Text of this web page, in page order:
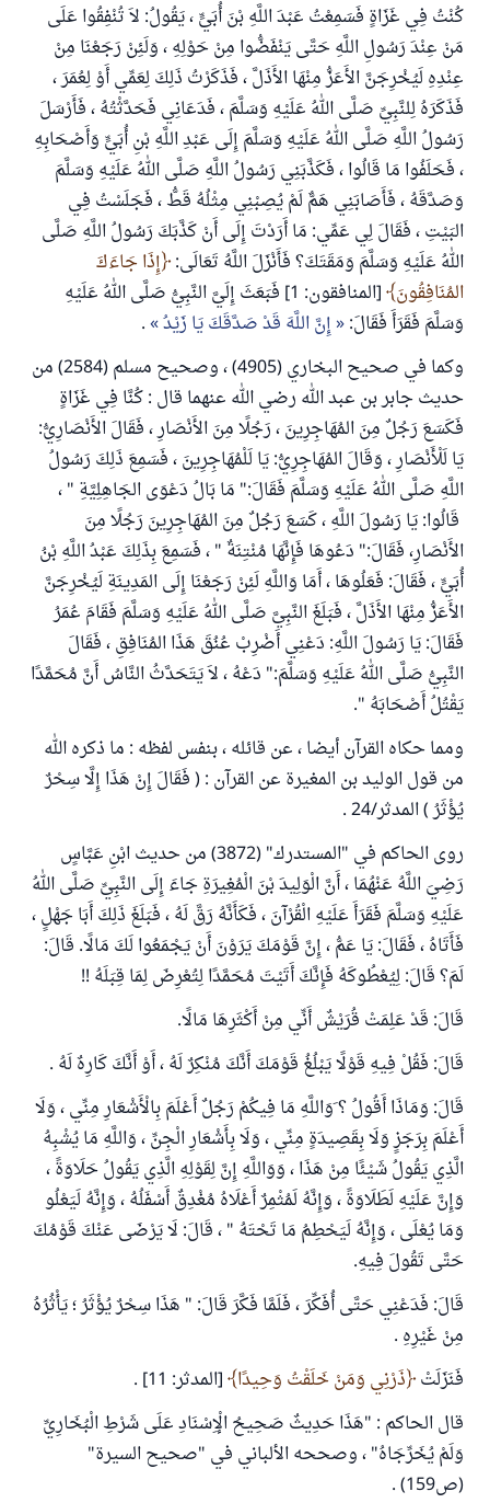
كُنْتُ فِي غَزَاةٍ فَسَمِعْتُ عَبْدَ اللَّهِ بْنَ أُبَيٍّ ، يَقُولُ: لاَ تُنْفِقُوا عَلَى
مَنْ عِنْدَ رَسُولِ اللَّهِ حَتَّى يَنْفَضُّوا مِنْ حَوْلِهِ ، وَلَئِنْ رَجَعْنَا مِنْ
عِنْدِهِ لَيُخْرِجَنَّ الأَعَزُّ مِنْهَا الأَذَلَّ ، فَذَكَرْتُ ذَلِكَ لِعَمِّي أَوْ لِعُمَرَ ،
فَذَكَرَهُ لِلنَّبِيِّ صَلَّى اللهُ عَلَيْهِ وَسَلَّمَ ، فَدَعَانِي فَحَدَّثْتُهُ ، فَأَرْسَلَ
رَسُولُ اللَّهِ صَلَّى اللهُ عَلَيْهِ وَسَلَّمَ إِلَى عَبْدِ اللَّهِ بْنِ أُبَيٍّ وَأَصْحَابِهِ
، فَحَلَفُوا مَا قَالُوا ، فَكَذَّبَنِي رَسُولُ اللَّهِ صَلَّى اللهُ عَلَيْهِ وَسَلَّمَ
وَصَدَّقَهُ ، فَأَصَابَنِي هَمٌّ لَمْ يُصِبْنِي مِثْلُهُ قَطُّ ، فَجَلَسْتُ فِي
البَيْتِ ، فَقَالَ لِي عَمِّي: مَا أَرَدْتَ إِلَى أَنْ كَذَّبَكَ رَسُولُ اللَّهِ صَلَّى
اللهُ عَلَيْهِ وَسَلَّمَ وَمَقَتَكَ؟ فَأَنْزَلَ اللَّهُ تَعَالَى: إِذَا جَاءَكَ
المُنَافِقُونَ
[المنافقون: 1] فَبَعَثَ إِلَيَّ النَّبِيُّ صَلَّى اللهُ عَلَيْهِ
وَسَلَّمَ فَقَرَأَ فَقَالَ: إِنَّ اللَّهَ قَدْ صَدَّقَكَ يَا زَيْدُ .
وكما في صحيح البخاري (4905) ، وصحيح مسلم (2584) من
حديث جابر بن عبد الله رضي الله عنهما قال : كُنَّا فِي غَزَاةٍ
فَكَسَعَ رَجُلٌ مِنَ المُهَاجِرِينَ ، رَجُلًا مِنَ الأَنْصَارِ ، فَقَالَ الأَنْصَارِيُّ:
يَا لَلْأَنْصَارِ ، وَقَالَ المُهَاجِرِيُّ: يَا لَلْمُهَاجِرِينَ ، فَسَمِعَ ذَلِكَ رَسُولُ
اللَّهِ صَلَّى اللهُ عَلَيْهِ وَسَلَّمَ فَقَالَ:" مَا بَالُ دَعْوَى الجَاهِلِيَّةِ " ،
قَالُوا: يَا رَسُولَ اللَّهِ ، كَسَعَ رَجُلٌ مِنَ المُهَاجِرِينَ رَجُلًا مِنَ
الأَنْصَارِ، فَقَالَ:" دَعُوهَا فَإِنَّهَا مُنْتِنَةٌ " ، فَسَمِعَ بِذَلِكَ عَبْدُ اللَّهِ بْنُ
أُبَيٍّ ، فَقَالَ: فَعَلُوهَا ، أَمَا وَاللَّهِ لَئِنْ رَجَعْنَا إِلَى المَدِينَةِ لَيُخْرِجَنَّ
الأَعَزُّ مِنْهَا الأَذَلَّ ، فَبَلَغَ النَّبِيَّ صَلَّى اللهُ عَلَيْهِ وَسَلَّمَ فَقَامَ عُمَرُ
فَقَالَ: يَا رَسُولَ اللَّهِ: دَعْنِي أَضْرِبْ عُنُقَ هَذَا المُنَافِقِ ، فَقَالَ
النَّبِيُّ صَلَّى اللهُ عَلَيْهِ وَسَلَّمَ:" دَعْهُ ، لاَ يَتَحَدَّثُ النَّاسُ أَنَّ مُحَمَّدًا
يَقْتُلُ أَصْحَابَهُ ".
ومما حكاه القرآن أيضا ، عن قائله ، بنفس لفظه : ما ذكره الله
من قول الوليد بن المغيرة عن القرآن : ( فَقَالَ إِنْ هَذَا إِلَّا سِحْرٌ
يُؤْثَرُ ) المدثر/24 .
روى الحاكم في "المستدرك" (3872) من حديث ابْنِ عَبَّاسٍ
رَضِيَ اللَّهُ عَنْهُمَا ، أَنَّ الْوَلِيدَ بْنَ الْمُغِيرَةِ جَاءَ إِلَى النَّبِيِّ صَلَّى اللهُ
عَلَيْهِ وَسَلَّمَ فَقَرَأَ عَلَيْهِ الْقُرْآنَ ، فَكَأَنَّهُ رَقَّ لَهُ ، فَبَلَغَ ذَلِكَ أَبَا جَهْلٍ ،
فَأَتَاهُ ، فَقَالَ: يَا عَمُّ ، إِنَّ قَوْمَكَ يَرَوْنَ أَنْ يَجْمَعُوا لَكَ مَالًا. قَالَ:
لَمَ؟ قَالَ: لِيُعْطُوكَهُ فَإِنَّكَ أَتَيْتَ مُحَمَّدًا لِتُعْرِضَ لِمَا قِبَلَهُ !!
قَالَ: قَدْ عَلِمَتْ قُرَيْشٌ أَنِّي مِنْ أَكْثَرِهَا مَالًا.
قَالَ: فَقُلْ فِيهِ قَوْلًا يَبْلُغُ قَوْمَكَ أَنَّكَ مُنْكِرٌ لَهُ ، أَوْ أَنَّكَ كَارِهٌ لَهُ .
قَالَ: وَمَاذَا أَقُولُ ؟ َوَاللَّهِ مَا فِيكُمْ رَجُلٌ أَعْلَمَ بِالْأَشْعَارِ مِنِّي ، وَلَا
أَعْلَمَ بِرَجَزٍ وَلَا بِقَصِيدَةٍ مِنِّي ، وَلَا بِأَشْعَارِ الْجِنِّ ، وَاللَّهِ مَا يُشْبِهُ
الَّذِي يَقُولُ شَيْئًا مِنْ هَذَا ، وَوَاللَّهِ إِنَّ لِقَوْلِهِ الَّذِي يَقُولُ حَلَاوَةً ،
وَإِنَّ عَلَيْهِ لَطَلَاوَةً ، وَإِنَّهُ لَمُثْمِرٌ أَعْلَاهُ مُغْدِقٌ أَسْفَلُهُ ، وَإِنَّهُ لَيَعْلُو
وَمَا يُعْلَى ، وَإِنَّهُ لَيَحْطِمُ مَا تَحْتَهُ " ، قَالَ: لَا يَرْضَى عَنْكَ قَوْمُكَ
حَتَّى تَقُولَ فِيهِ.
قَالَ: فَدَعْنِي حَتَّى أُفَكِّرَ ، فَلَمَّا فَكَّرَ قَالَ: " هَذَا سِحْرٌ يُؤْثَرُ ؛ يَأْثُرُهُ
مِنْ غَيْرِهِ .
فَنَزَلَتْ ذَرْنِي وَمَنْ خَلَقْتُ وَحِيدًا [المدثر: 11] .
قال الحاكم : "هَذَا حَدِيثٌ صَحِيحُ الْإِسْنَادِ عَلَى شَرْطِ الْبُخَارِيِّ
وَلَمْ يُخَرِّجَاهُ" ، وصححه الألباني في "صحيح السيرة"
(ص159) .